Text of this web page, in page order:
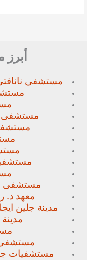
مستشفى
مستشفى
مستشفى
مستشفى
معهد د.
مدينة جلين
مدينة
مستشفى
مستشفيات